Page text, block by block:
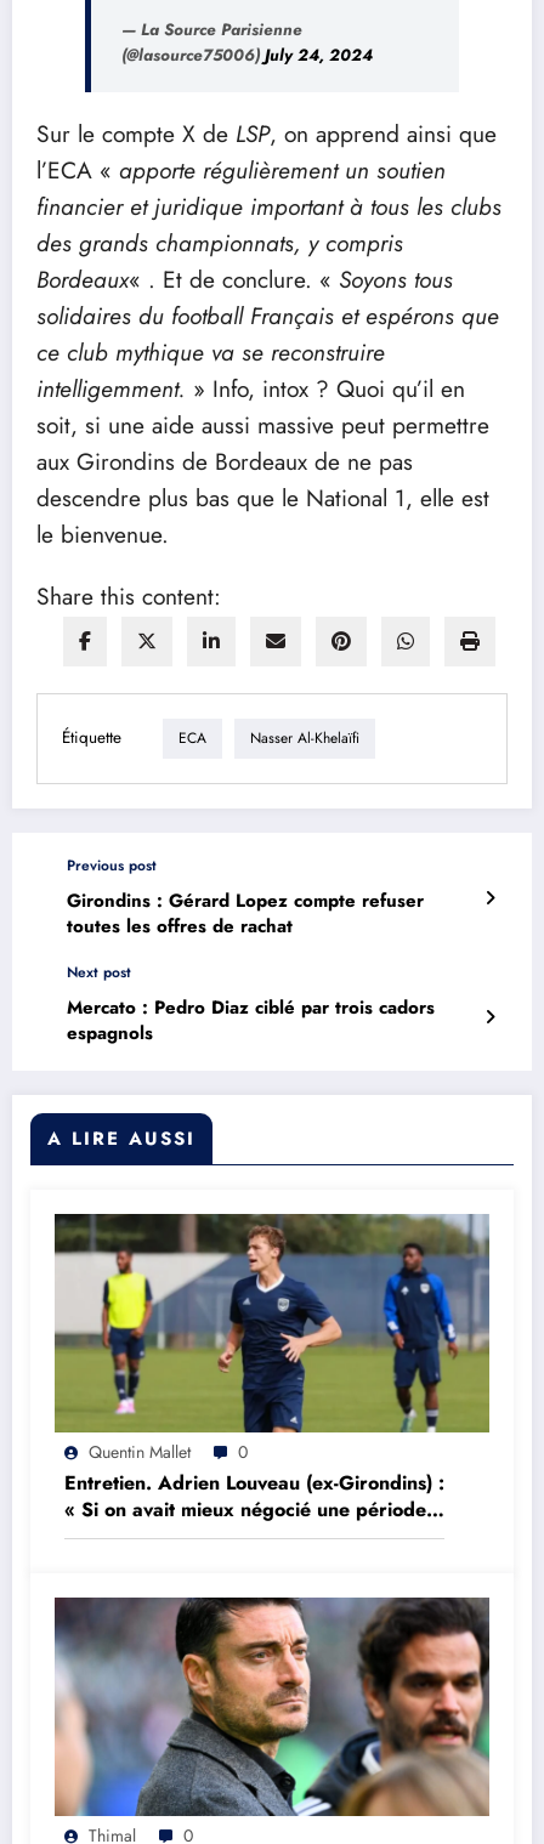
— La Source Parisienne
(@lasource75006) July 24, 2024
Sur le compte X de LSP, on apprend ainsi que
l’ECA « apporte régulièrement un soutien
financier et juridique important à tous les clubs
des grands championnats, y compris
Bordeaux« . Et de conclure. « Soyons tous
solidaires du football Français et espérons que
ce club mythique va se reconstruire
intelligemment. » Info, intox ? Quoi qu’il en
soit, si une aide aussi massive peut permettre
aux Girondins de Bordeaux de ne pas
descendre plus bas que le National 1, elle est
le bienvenue.
Share this content:
Étiquette ECA Nasser Al-Khelaïfi
Previous post
Girondins : Gérard Lopez compte refuser
toutes les offres de rachat
Next post
Mercato : Pedro Diaz ciblé par trois cadors
espagnols
A LIRE AUSSI
Quentin Mallet 0
Entretien. Adrien Louveau (ex-Girondins) :
« Si on avait mieux négocié une période,
on aurait peut être réalisé l’impensable »
Thimal 0